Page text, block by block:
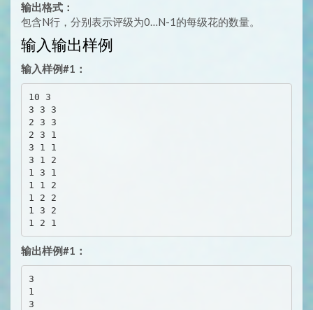
输出格式：
包含N行，分别表示评级为0…N-1的每级花的数量。
输入输出样例
输入样例#1：
10 3
3 3 3
2 3 3
2 3 1
3 1 1
3 1 2
1 3 1
1 1 2
1 2 2
1 3 2
输出样例#1：
3
1
3